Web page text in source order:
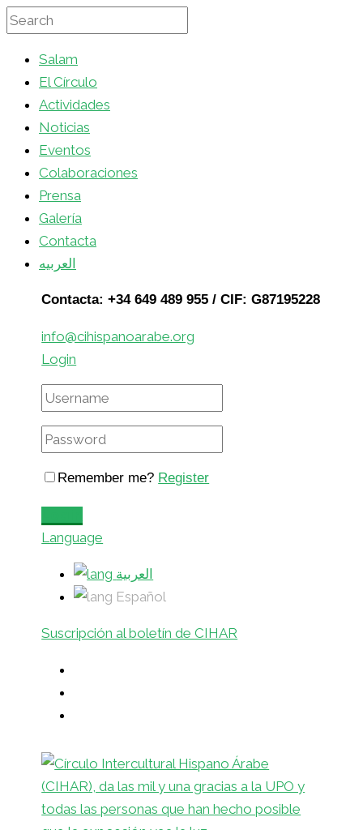
Salam
El Círculo
Actividades
Noticias
Eventos
Colaboraciones
Prensa
Galería
Contacta
العربيه
Contacta: +34 649 489 955 / CIF: G87195228
info@cihispanoarabe.org
Login
Remember me? Register
Language
العربية
Español
Suscripción al boletín de CIHAR